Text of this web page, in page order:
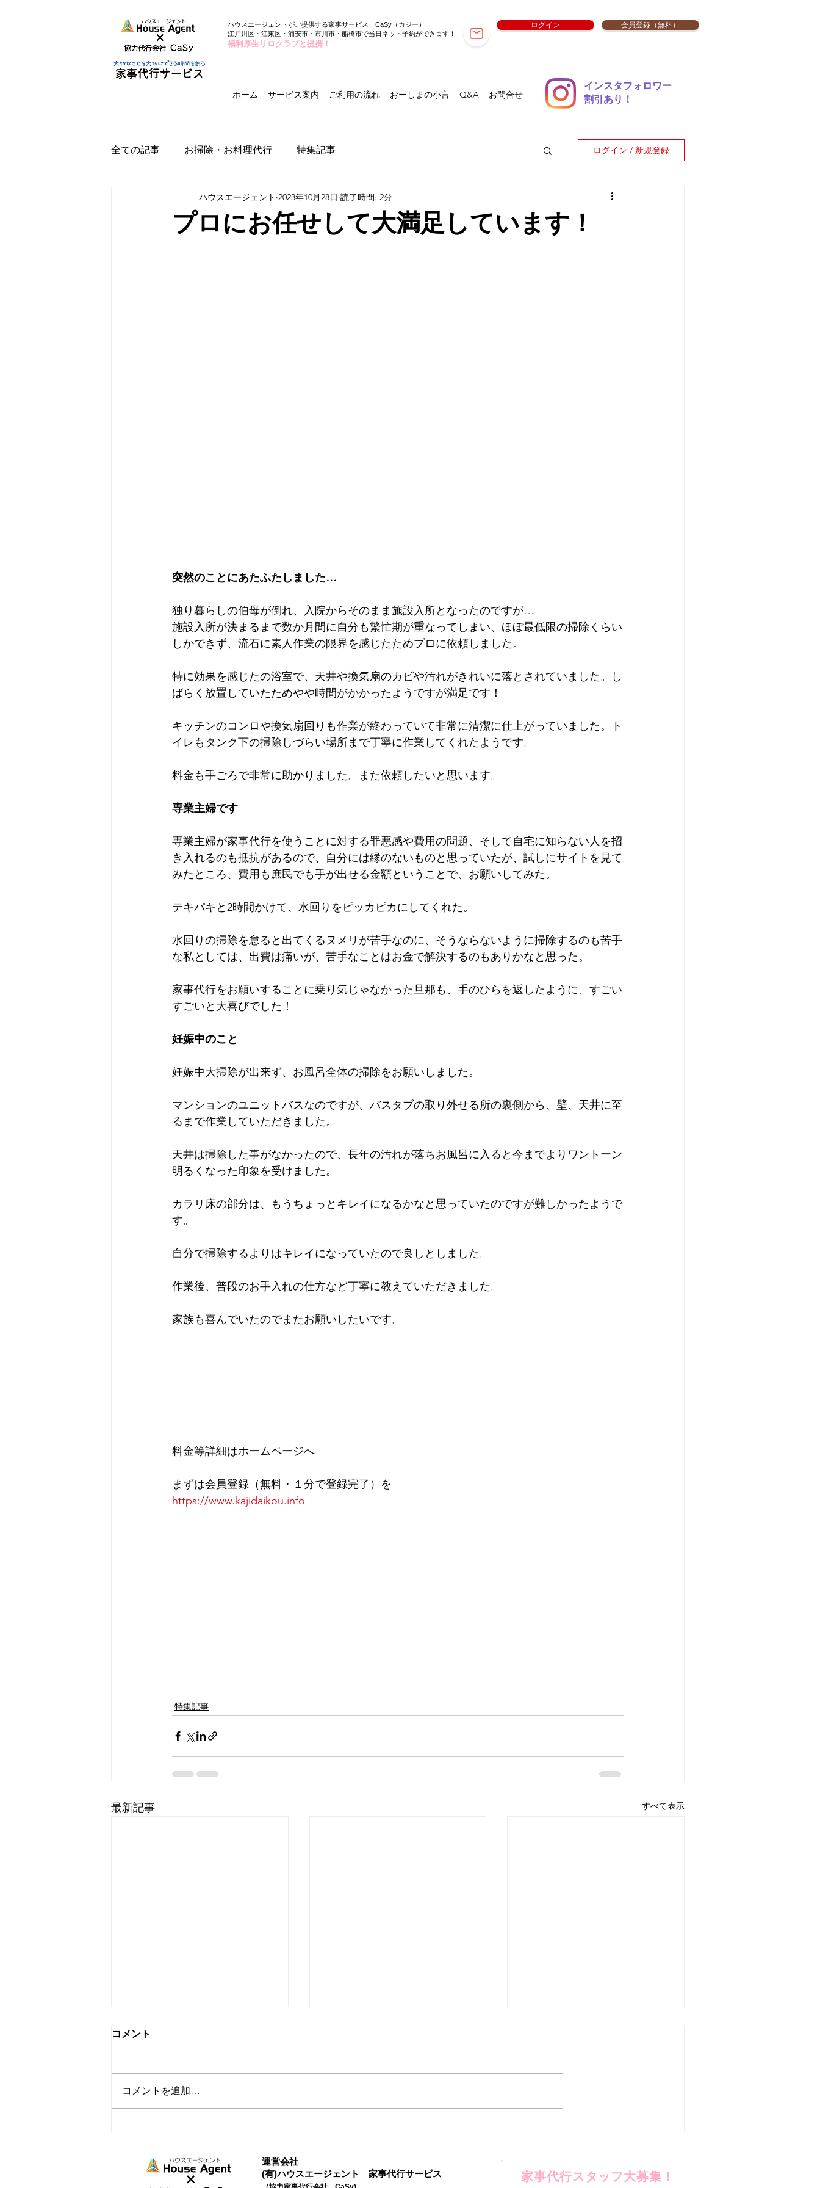
ハウスエージェントがご提供する家事サービス CaSy （カジー）
江戸川区・江東区・浦安市・市川市・船橋市で当日ネット予約ができます！
福利厚生リロクラブと提携！
ログイン 会員登録（無料）
ホーム サービス案内 ご利用の流れ おーしまの小言 Q&A お問合せ
インスタフォロワー
​割引あり！
全ての記事 お掃除・お料理代行 特集記事 ログイン / 新規登録
プロにお任せして大満足しています！
ハウスエージェント 2023年10月28日 読了時間: 2分
突然のことにあたふたしました…
独り暮らしの伯母が倒れ、入院からそのまま施設入所となったのですが…
施設入所が決まるまで数か月間に自分も繁忙期が重なってしまい、ほぼ最低限の掃除くらい
しかできず、流石に素人作業の限界を感じたためプロに依頼しました。
特に効果を感じたの浴室で、天井や換気扇のカビや汚れがきれいに落とされていました。し
ばらく放置していたためやや時間がかかったようですが満足です！
キッチンのコンロや換気扇回りも作業が終わっていて非常に清潔に仕上がっていました。ト
イレもタンク下の掃除しづらい場所まで丁寧に作業してくれたようです。
料金も手ごろで非常に助かりました。また依頼したいと思います。
専業主婦です
専業主婦が家事代行を使うことに対する罪悪感や費用の問題、そして自宅に知らない人を招
き入れるのも抵抗があるので、自分には縁のないものと思っていたが、試しにサイトを見て
みたところ、費用も庶民でも手が出せる金額ということで、お願いしてみた。
テキパキと2時間かけて、水回りをピッカピカにしてくれた。
水回りの掃除を怠ると出てくるヌメリが苦手なのに、そうならないように掃除するのも苦手
な私としては、出費は痛いが、苦手なことはお金で解決するのもありかなと思った。
家事代行をお願いすることに乗り気じゃなかった旦那も、手のひらを返したように、すごい
すごいと大喜びでした！
妊娠中のこと
妊娠中大掃除が出来ず、お風呂全体の掃除をお願いしました。
マンションのユニットバスなのですが、バスタブの取り外せる所の裏側から、壁、天井に至
るまで作業していただきました。
天井は掃除した事がなかったので、長年の汚れが落ちお風呂に入ると今までよりワントーン
明るくなった印象を受けました。
カラリ床の部分は、もうちょっとキレイになるかなと思っていたのですが難しかったようで
す。
自分で掃除するよりはキレイになっていたので良しとしました。
作業後、普段のお手入れの仕方など丁寧に教えていただきました。
家族も喜んでいたのでまたお願いしたいです。
料金等詳細はホームページへ
まずは会員登録（無料・１分で登録完了）を
https://www.kajidaikou.info
特集記事
最新記事 すべて表示
コメント
コメントを追加…
運営会社
(有)ハウスエージェント 家事代行サービス
家事代行スタッフ大募集！